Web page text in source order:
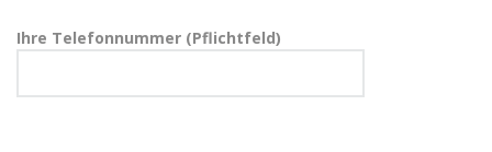
Ihre Telefonnummer (Pflichtfeld)